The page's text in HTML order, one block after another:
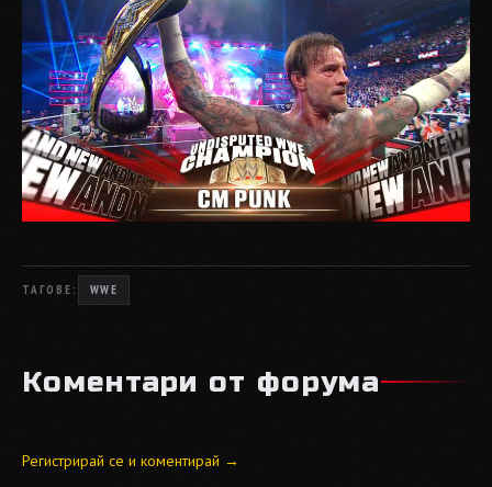
ТАГОВЕ: WWE
Коментари от форума
Регистрирай се и коментирай →